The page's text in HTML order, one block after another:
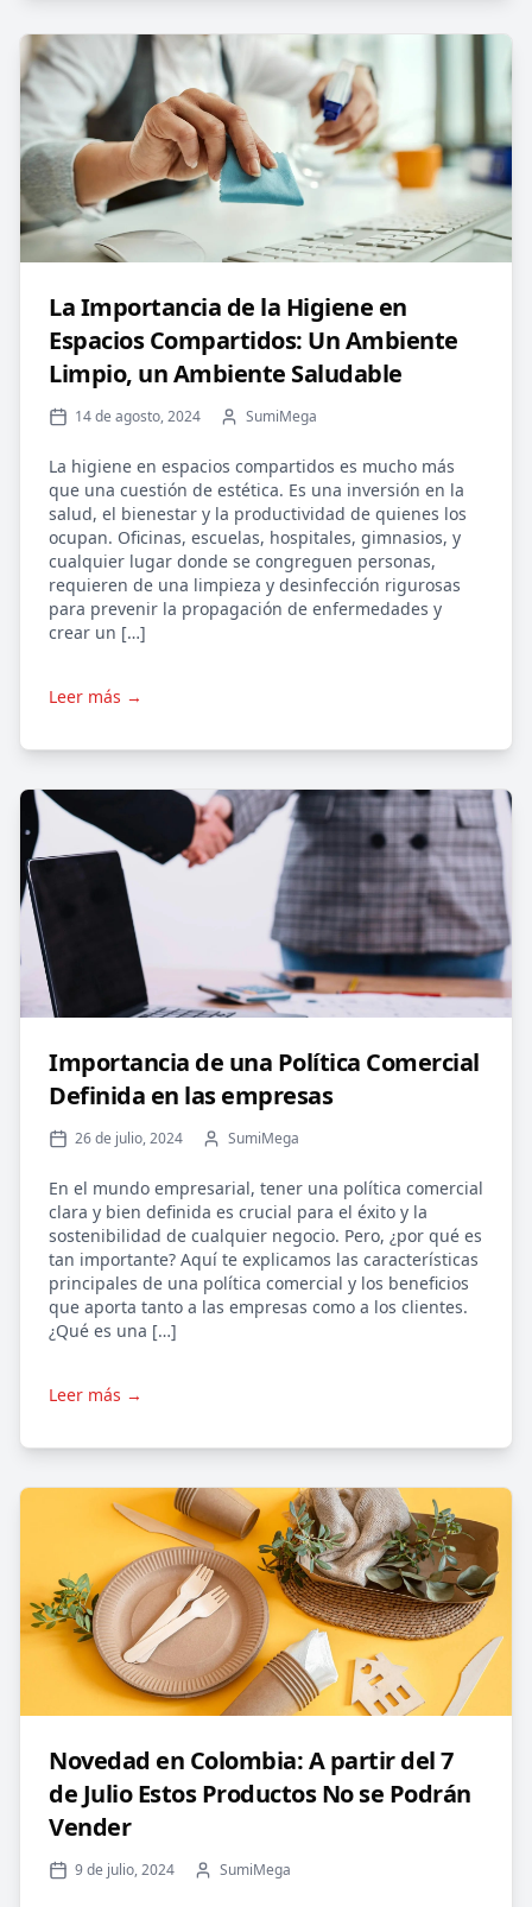
La Importancia de la Higiene en
Espacios Compartidos: Un Ambiente
Limpio, un Ambiente Saludable
14 de agosto, 2024 SumiMega
La higiene en espacios compartidos es mucho más
que una cuestión de estética. Es una inversión en la
salud, el bienestar y la productividad de quienes los
ocupan. Oficinas, escuelas, hospitales, gimnasios, y
cualquier lugar donde se congreguen personas,
requieren de una limpieza y desinfección rigurosas
para prevenir la propagación de enfermedades y
crear un […]
Leer más →
Importancia de una Política Comercial
Definida en las empresas
26 de julio, 2024 SumiMega
En el mundo empresarial, tener una política comercial
clara y bien definida es crucial para el éxito y la
sostenibilidad de cualquier negocio. Pero, ¿por qué es
tan importante? Aquí te explicamos las características
principales de una política comercial y los beneficios
que aporta tanto a las empresas como a los clientes.
¿Qué es una […]
Leer más →
Novedad en Colombia: A partir del 7
de Julio Estos Productos No se Podrán
Vender
9 de julio, 2024 SumiMega